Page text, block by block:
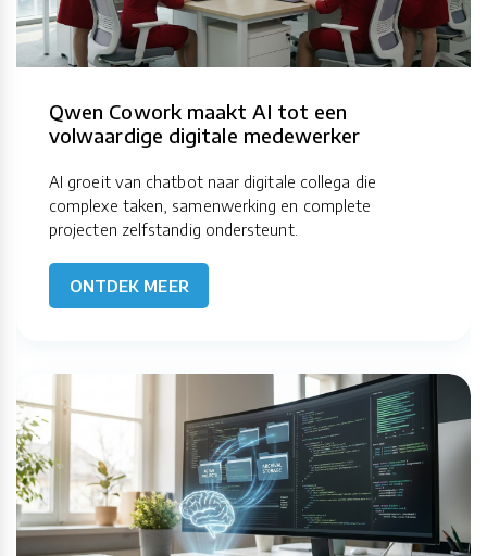
Qwen Cowork maakt AI tot een
volwaardige digitale medewerker
AI groeit van chatbot naar digitale collega die
complexe taken, samenwerking en complete
projecten zelfstandig ondersteunt.
ONTDEK MEER